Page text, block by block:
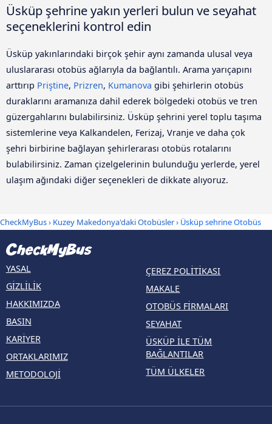
Üsküp şehrine yakın yerleri bulun ve seyahat
seçeneklerini kontrol edin
Üsküp yakınlarındaki birçok şehir aynı zamanda ulusal veya
uluslararası otobüs ağlarıyla da bağlantılı. Arama yarıçapını
arttırıp Priştine, Prizren, Kumanova gibi şehirlerin otobüs
duraklarını aramanıza dahil ederek bölgedeki otobüs ve tren
güzergahlarını bulabilirsiniz. Üsküp şehrini yerel toplu taşıma
sistemlerine veya Kalkandelen, Ferizaj, Vranje ve daha çok
şehri birbirine bağlayan şehirlerarası otobüs rotalarını
bulabilirsiniz. Zaman çizelgelerinin bulunduğu yerlerde, yerel
ulaşım ağındaki diğer seçenekleri de dikkate alıyoruz.
CheckMyBus› Kuzey Makedonya'daki Otobüsler› Üsküp sehrine Otobüs
YASAL
GIZLILIK
HAKKIMIZDA
BASIN
KARIYER
ORTAKLARIMIZ
METODOLOJI
ÇEREZ POLITIKASI
MAKALE
OTOBÜS FIRMALARI
SEYAHAT
ÜSKÜP ILE TÜM
BAĞLANTILAR
TÜM ÜLKELER